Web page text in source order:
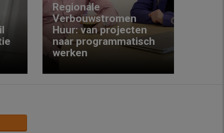
Regionale
Verbouwstromen
Huur: van projecten
naar programmatisch
werken